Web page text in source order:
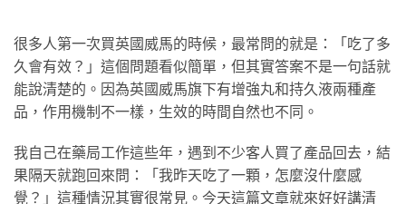
很多人第一次買英國威馬的時候，最常問的就是：「吃了多
久會有效？」這個問題看似簡單，但其實答案不是一句話就
能說清楚的。因為英國威馬旗下有增強丸和持久液兩種產
品，作用機制不一樣，生效的時間自然也不同。
我自己在藥局工作這些年，遇到不少客人買了產品回去，結
果隔天就跑回來問：「我昨天吃了一顆，怎麼沒什麼感
覺？」這種情況其實很常見。今天這篇文章就來好好講清